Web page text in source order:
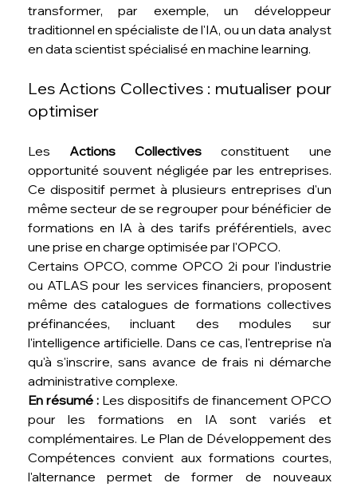
transformer, par exemple, un développeur
traditionnel en spécialiste de l'IA, ou un data analyst
en data scientist spécialisé en machine learning.
Les Actions Collectives : mutualiser pour
optimiser
Les Actions Collectives constituent une
opportunité souvent négligée par les entreprises.
Ce dispositif permet à plusieurs entreprises d'un
même secteur de se regrouper pour bénéficier de
formations en IA à des tarifs préférentiels, avec
une prise en charge optimisée par l'OPCO.
Certains OPCO, comme OPCO 2i pour l'industrie
ou ATLAS pour les services financiers, proposent
même des catalogues de formations collectives
préfinancées, incluant des modules sur
l'intelligence artificielle. Dans ce cas, l'entreprise n'a
qu'à s'inscrire, sans avance de frais ni démarche
administrative complexe.
En résumé : Les dispositifs de financement OPCO
pour les formations en IA sont variés et
complémentaires. Le Plan de Développement des
Compétences convient aux formations courtes,
l'alternance permet de former de nouveaux